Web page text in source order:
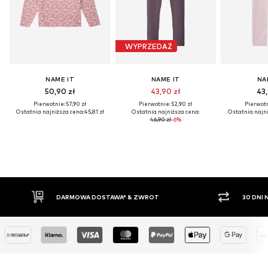
NAME IT
50,90 zł
Pierwotnie: 57,90 zł
Ostatnia najniższa cena:45,81 zł
WYPRZEDAŻ
NAME IT
43,90 zł
Pierwotnie: 52,90 zł
Ostatnia najniższa cena:
46,90 zł-6%
Ostatnia
30 DNI NA ZWROT TOWARU